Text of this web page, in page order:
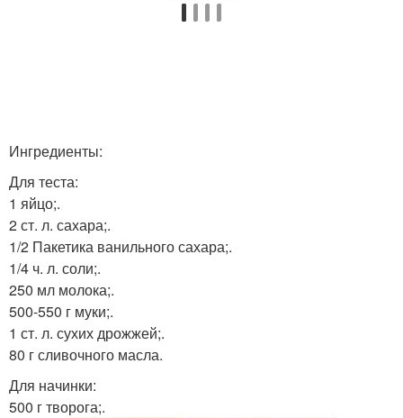
Ингредиенты:
Для теста:
1 яйцо;.
2 ст. л. сахара;.
1/2 Пакетика ванильного сахара;.
1/4 ч. л. соли;.
250 мл молока;.
500-550 г муки;.
1 ст. л. сухих дрожжей;.
80 г сливочного масла.
Для начинки:
500 г творога;.